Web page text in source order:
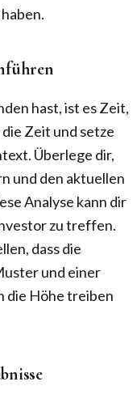
hast, ist es Zeit,
Zeit und setze
Überlege dir,
und den aktuellen
Analyse kann dir
zu treffen.
dass die
und einer
die Höhe treiben